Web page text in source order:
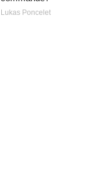
Lukas Poncelet